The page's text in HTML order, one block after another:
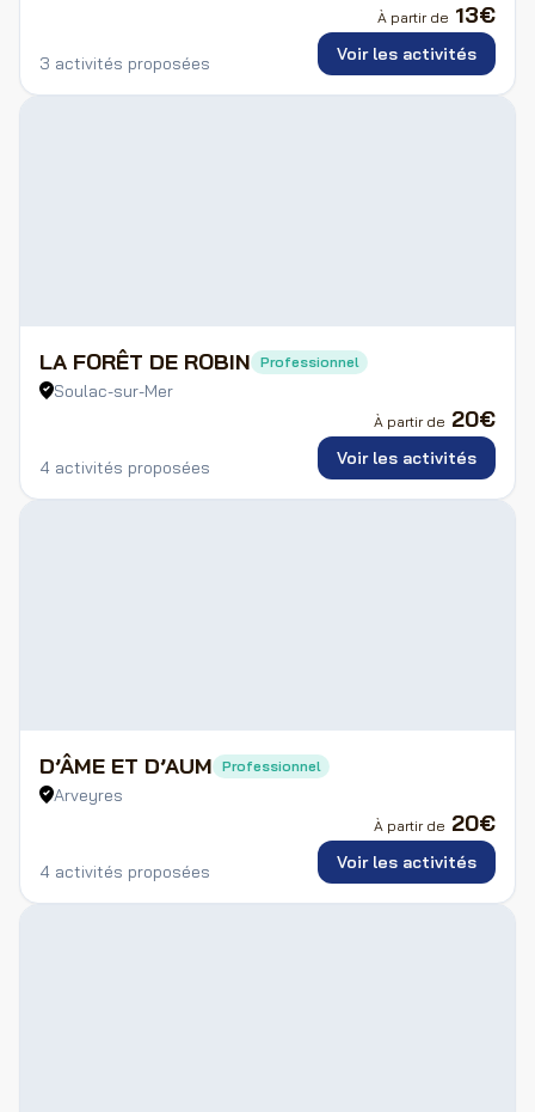
3 activités proposées
À partir de 13€
Voir les activités
LA FORÊT DE ROBIN Professionnel
Soulac-sur-Mer
4 activités proposées
À partir de 20€
Voir les activités
D’ÂME ET D’AUM Professionnel
Arveyres
4 activités proposées
À partir de 20€
Voir les activités